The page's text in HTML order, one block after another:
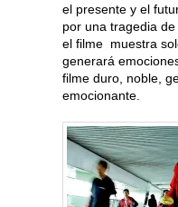
el presente y el
por una tragedia
el filme muestra
generará
filme duro, noble,
emocionante.